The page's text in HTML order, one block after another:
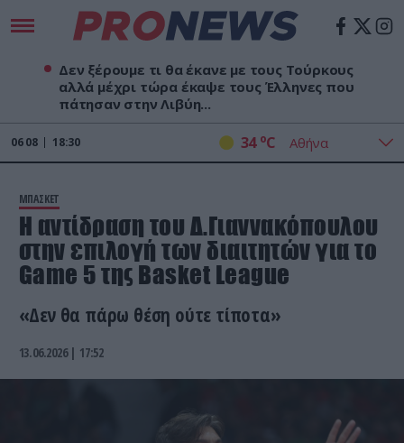
Δεν ξέρουμε τι θα έκανε με τους Τούρκους
αλλά μέχρι τώρα έκαψε τους Έλληνες που
πάτησαν στην Λιβύη...
06 08 18:30 34 oC
ΜΠΑΣΚΕΤ
H αντίδραση του Δ.Γιαννακόπουλου
στην επιλογή των διαιτητών για το
Game 5 της Basket League
«Δεν θα πάρω θέση ούτε τίποτα»
13.06.2026 | 17:52